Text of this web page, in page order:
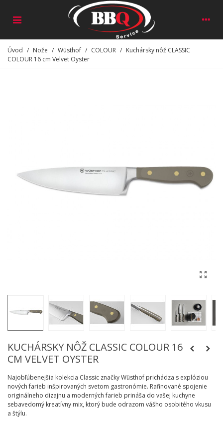
Úvod / Nože / Wüsthof / COLOUR / Kuchársky nôž CLASSIC
COLOUR 16 cm Velvet Oyster
KUCHÁRSKY NÔŽ CLASSIC COLOUR 16
CM VELVET OYSTER
Najobľúbenejšia kolekcia Classic značky Wüsthof prichádza s explóziou
nových farieb inšpirovaných svetom gastronómie. Rafinované spojenie
originálneho dizajnu a moderných farieb prináša do vašej kuchyne
sebavedomý kreatívny mix, ktorý bude odrazom vášho osobitého vkusu
a štýlu.